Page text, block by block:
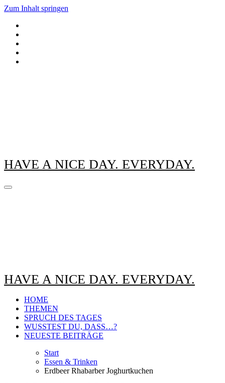
Zum Inhalt springen
HAVE A NICE DAY. EVERYDAY.
HAVE A NICE DAY. EVERYDAY.
HOME
THEMEN
SPRUCH DES TAGES
WUSSTEST DU, DASS…?
NEUESTE BEITRÄGE
Start
Essen & Trinken
Erdbeer Rhabarber Joghurtkuchen